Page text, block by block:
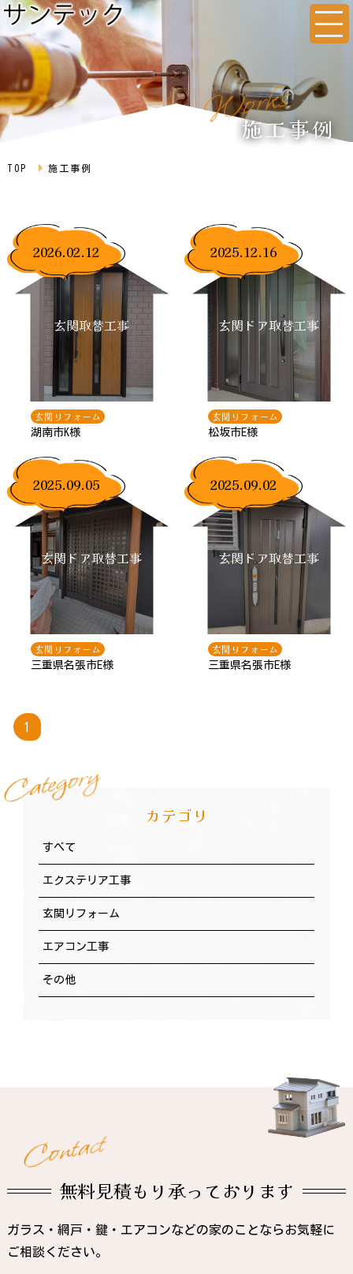
Works
施工事例
TOP 施工事例
2026.02.12
玄関取替工事
玄関リフォーム
湖南市K様
2025.12.16
玄関ドア取替工事
玄関リフォーム
松坂市E様
2025.09.05
玄関ドア取替工事
玄関リフォーム
三重県名張市E様
2025.09.02
玄関ドア取替工事
玄関リフォーム
三重県名張市E様
1
Category
カテゴリ
すべて
エクステリア工事
玄関リフォーム
エアコン工事
その他
Contact
無料見積もり承っております
ガラス・網戸・鍵・エアコンなどの家のことならお気軽に
ご相談ください。